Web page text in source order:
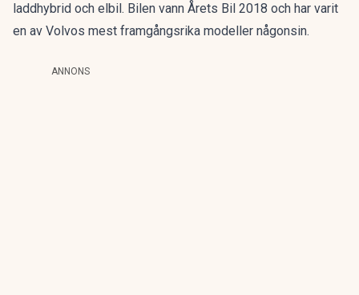
laddhybrid och elbil. Bilen vann Årets Bil 2018 och har varit
en av Volvos mest framgångsrika modeller någonsin.
ANNONS